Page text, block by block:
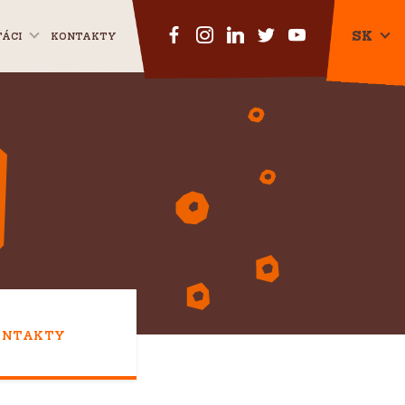
KONTAKTY SK